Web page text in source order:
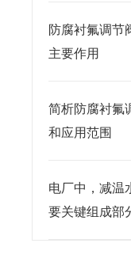
防腐衬氟调节
主要作用
简析防腐衬氟
和应用范围
电厂中，减温
要关键组成部